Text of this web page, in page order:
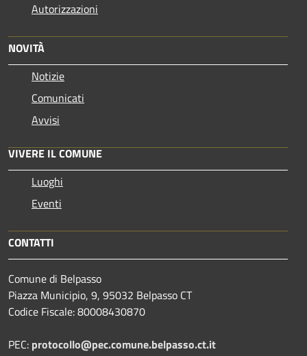
Autorizzazioni
NOVITÀ
Notizie
Comunicati
Avvisi
VIVERE IL COMUNE
Luoghi
Eventi
CONTATTI
Comune di Belpasso
Piazza Municipio, 9, 95032 Belpasso CT
Codice Fiscale: 80008430870
PEC: protocollo@pec.comune.belpasso.ct.it